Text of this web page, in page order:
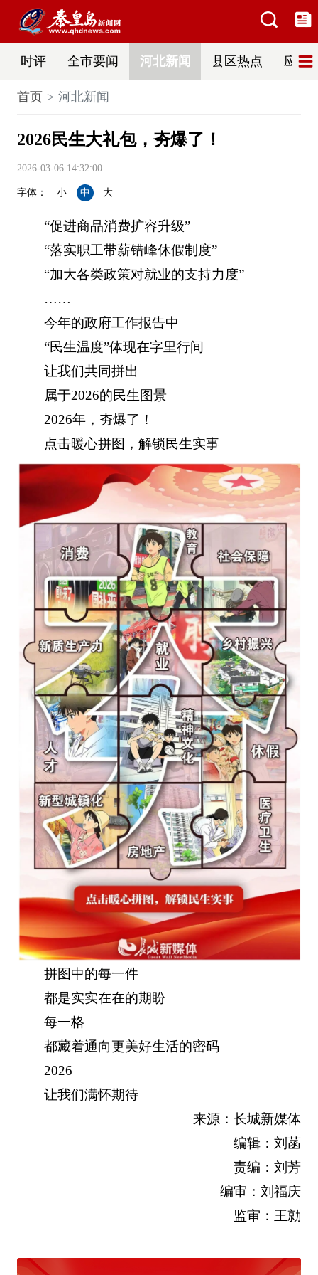
时评 全市要闻 河北新闻 县区热点 应急
首页 河北新闻
2026民生大礼包，夯爆了！
2026-03-06 14:32:00
字体： 小 中 大
“促进商品消费扩容升级”
“落实职工带薪错峰休假制度”
“加大各类政策对就业的支持力度”
……
今年的政府工作报告中
“民生温度”体现在字里行间
让我们共同拼出
属于2026的民生图景
2026年，夯爆了！
点击暖心拼图，解锁民生实事
拼图中的每一件
都是实实在在的期盼
每一格
都藏着通向更美好生活的密码
2026
让我们满怀期待
来源：长城新媒体
编辑：刘菡
责编：刘芳
编审：刘福庆
监审：王勍